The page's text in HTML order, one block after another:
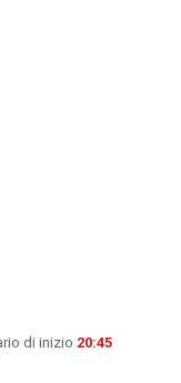
di inizio 20:45